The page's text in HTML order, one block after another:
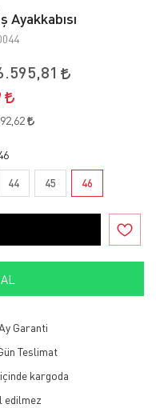
Ayakkabısı
44 45 46
Garanti
Teslimat
kargoda